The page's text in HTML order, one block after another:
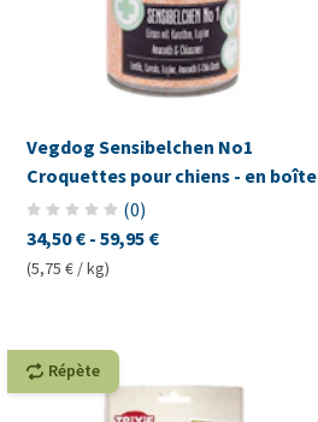
Vegdog Sensibelchen No1
Croquettes pour chiens - en boîte
(0)
34,50 € -59,95 €
(5,75 € / kg)
Répète